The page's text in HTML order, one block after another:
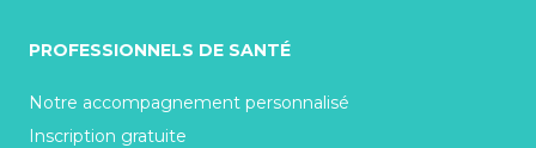
PROFESSIONNELS DE SANTÉ
Notre accompagnement personnalisé
Inscription gratuite